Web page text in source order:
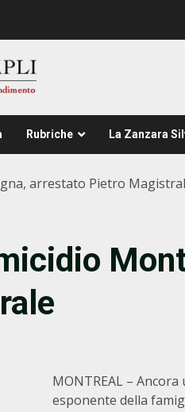
Rubriche La Zanzara
arrestato Pietro
MONTREAL –
esponente della